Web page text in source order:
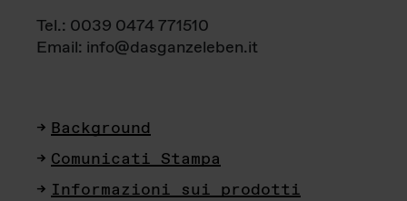
Tel.: 0039 0474 771510
Email: info@dasganzeleben.it
Background
Comunicati Stampa
Informazioni sui prodotti